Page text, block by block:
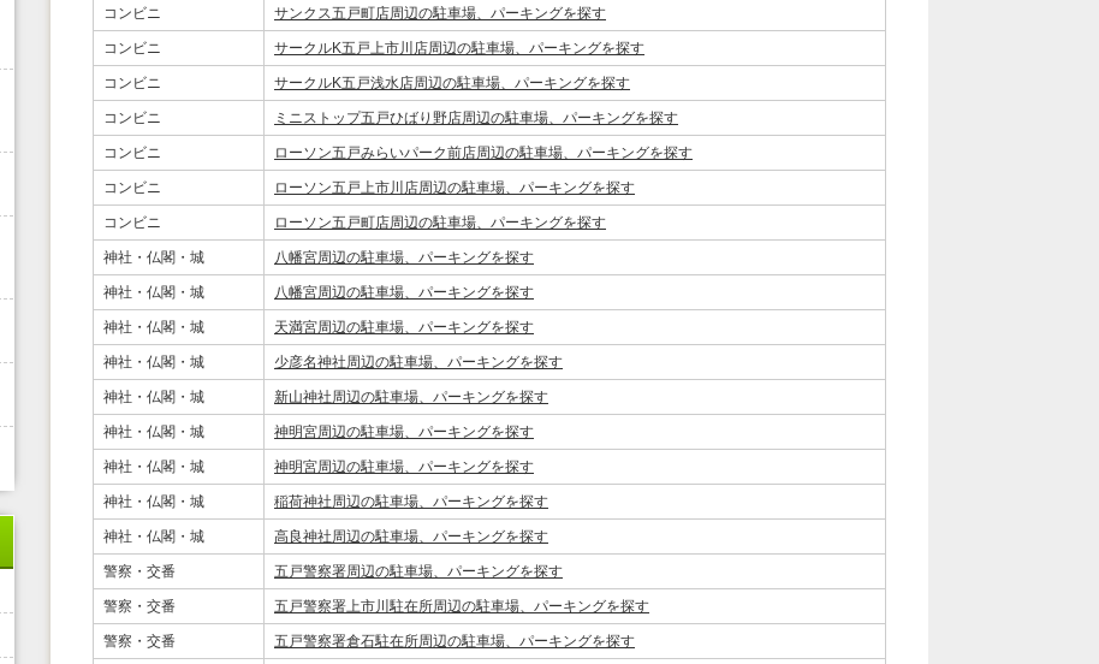
コンビニ サンクス五戸町店周辺の駐車場、パーキングを探す
コンビニ サークルK五戸上市川店周辺の駐車場、パーキングを探す
コンビニ サークルK五戸浅水店周辺の駐車場、パーキングを探す
コンビニ ミニストップ五戸ひばり野店周辺の駐車場、パーキングを探す
コンビニ ローソン五戸みらいパーク前店周辺の駐車場、パーキングを探す
コンビニ ローソン五戸上市川店周辺の駐車場、パーキングを探す
コンビニ ローソン五戸町店周辺の駐車場、パーキングを探す
神社・仏閣・城 八幡宮周辺の駐車場、パーキングを探す
神社・仏閣・城 八幡宮周辺の駐車場、パーキングを探す
神社・仏閣・城 天満宮周辺の駐車場、パーキングを探す
神社・仏閣・城 少彦名神社周辺の駐車場、パーキングを探す
神社・仏閣・城 新山神社周辺の駐車場、パーキングを探す
神社・仏閣・城 神明宮周辺の駐車場、パーキングを探す
神社・仏閣・城 神明宮周辺の駐車場、パーキングを探す
神社・仏閣・城 稲荷神社周辺の駐車場、パーキングを探す
神社・仏閣・城 高良神社周辺の駐車場、パーキングを探す
警察・交番 五戸警察署周辺の駐車場、パーキングを探す
警察・交番 五戸警察署上市川駐在所周辺の駐車場、パーキングを探す
警察・交番 五戸警察署倉石駐在所周辺の駐車場、パーキングを探す